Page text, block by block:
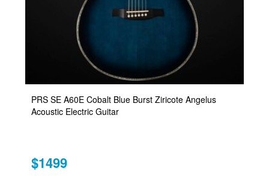
PRS SE A60E Cobalt Blue Burst Ziricote Angelus
Acoustic Electric Guitar
$1499